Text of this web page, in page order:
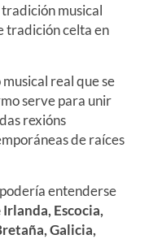
musical
tradición celta en
real que se
serve para unir
rexións
de raíces
entenderse
Escocia,
Galicia,